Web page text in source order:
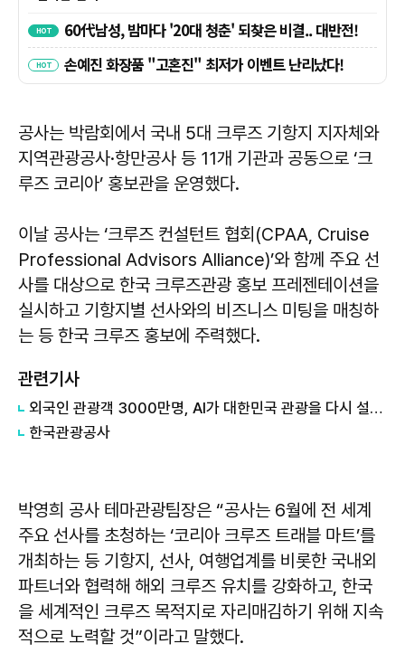
공사는 박람회에서 국내 5대 크루즈 기항지 지자체와
지역관광공사·항만공사 등 11개 기관과 공동으로 ‘크
루즈 코리아’ 홍보관을 운영했다.
이날 공사는 ‘크루즈 컨설턴트 협회(CPAA, Cruise
Professional Advisors Alliance)’와 함께 주요 선
사를 대상으로 한국 크루즈관광 홍보 프레젠테이션을
실시하고 기항지별 선사와의 비즈니스 미팅을 매칭하
는 등 한국 크루즈 홍보에 주력했다.
관련기사
외국인 관광객 3000만명, AI가 대한민국 관광을 다시 설계한다
한국관광공사
박영희 공사 테마관광팀장은 “공사는 6월에 전 세계
주요 선사를 초청하는 ‘코리아 크루즈 트래블 마트’를
개최하는 등 기항지, 선사, 여행업계를 비롯한 국내외
파트너와 협력해 해외 크루즈 유치를 강화하고, 한국
을 세계적인 크루즈 목적지로 자리매김하기 위해 지속
적으로 노력할 것”이라고 말했다.